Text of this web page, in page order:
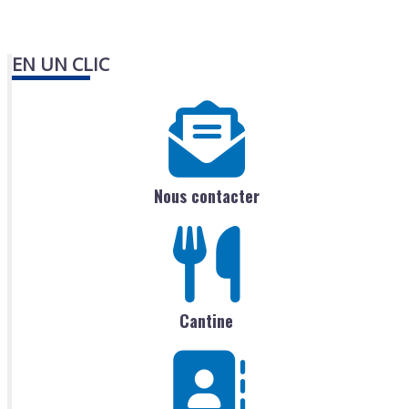
EN UN CLIC
Nous contacter
Cantine